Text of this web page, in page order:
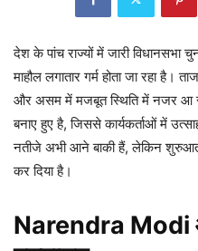
देश के पांच राज्यों में जारी विधानसभा
माहौल लगातार गर्म होता जा रहा है।
और असम में मजबूत स्थिति में नजर आ रही
बनाए हुए है, जिससे कार्यकर्ताओं में
नतीजे अभी आने बाकी हैं, लेकिन
कर दिया है।
Narendra Modi